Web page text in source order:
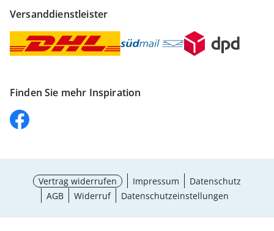
Versanddienstleister
Finden Sie mehr Inspiration
Vertrag widerrufen Impressum
Datenschutz
AGB
Widerruf Datenschutzeinstellungen